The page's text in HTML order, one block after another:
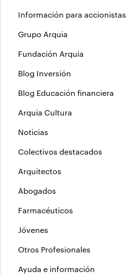
Información para accionistas
Grupo Arquia
Fundación Arquia
Blog Inversión
Blog Educación financiera
Arquia Cultura
Noticias
Colectivos destacados
Arquitectos
Abogados
Farmacéuticos
Jóvenes
Otros Profesionales
Ayuda e información